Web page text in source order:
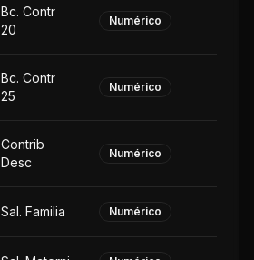
Bc. Contr
20
Numérico
Bc. Contr
25
Numérico
Contrib
Desc
Numérico
Sal. Familia Numérico